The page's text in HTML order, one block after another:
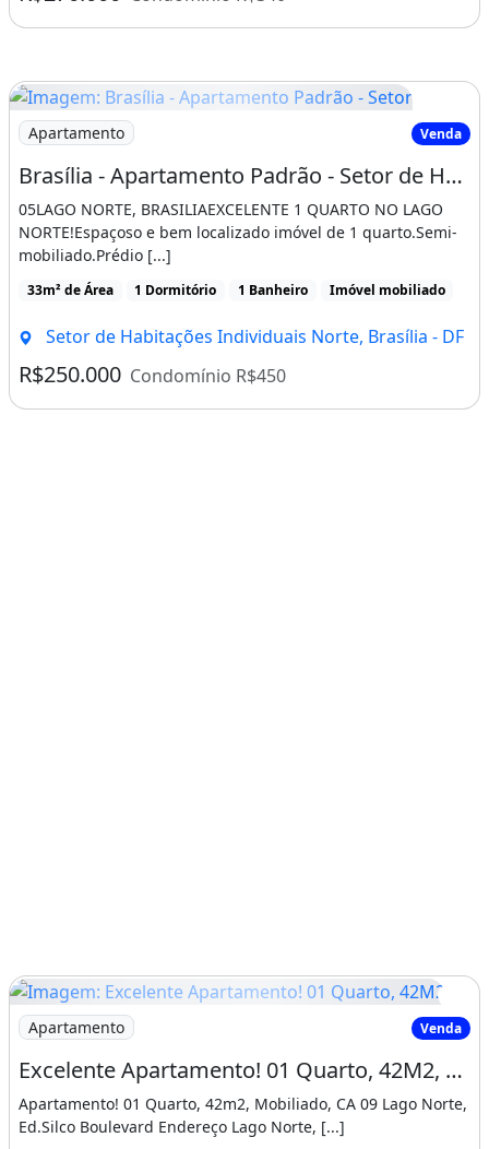
? TERRENO PARANOÁ 200 mts: 30.000,00
?
T
ERRENO CIDADE OCIDENTAL: 100.000,00
?
HÁCARA SANTO ANTÔNIO: 100.000,00
?
C
ASA NO MANGUEIRAL:
380.000,00
Imagem: Brasília - Apartamento Padrão - Setor
Apartamento Venda
Brasília - Apartamento Padrão - Setor de Habitações Individuais Norte
05LAGO NORTE, BRASILIAEXCELENTE 1 QUARTO NO LAGO
NORTE!Espaçoso e bem localizado imóvel de 1 quarto.Semi-
mobiliado.Prédio [...]
33m² de Área 1 Dormitório 1 Banheiro Imóvel mobiliado
Setor de Habitações Individuais Norte, Brasília - DF
R$250.000 Condomínio R$450
Imagem: Excelente Apartamento! 01 Quarto, 42M2
Apartamento Venda
Excelente Apartamento! 01 Quarto, 42M2, Mobiliado, Ca 09 Lago Norte, Ed. Silco Boulevard
Apartamento! 01 Quarto, 42m2, Mobiliado, CA 09 Lago Norte,
Ed.Silco Boulevard Endereço Lago Norte, [...]